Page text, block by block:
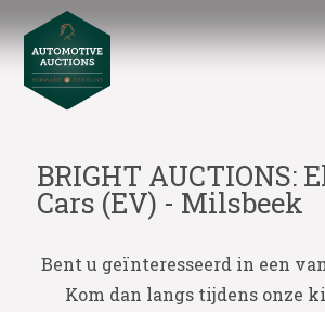
BRIGHT AUCTIONS:
Cars (EV) - Milsbeek
Bent u geïnteresseerd in een
Kom dan langs tijdens onze